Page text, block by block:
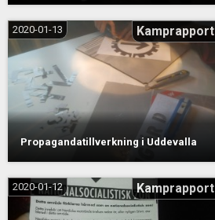
Propagandatillverkning i Uddevalla
2020-01-13 Kamprapport
2020-01-12 Kamprapport